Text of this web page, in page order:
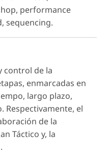
performance
sequencing.
control de la
enmarcadas en
largo plazo,
Respectivamente, el
de la
Táctico y, la